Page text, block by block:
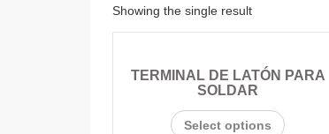
Showing the single result
TERMINAL DE LATÓN PARA
SOLDAR
Select options